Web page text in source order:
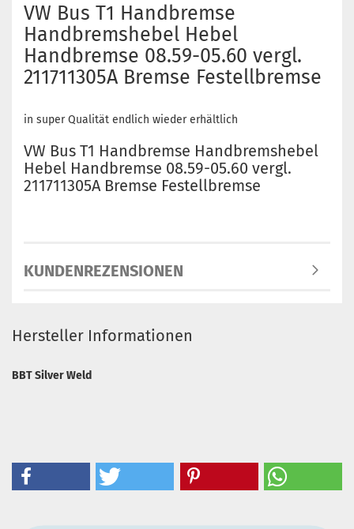
VW Bus T1 Handbremse
Handbremshebel Hebel
Handbremse 08.59-05.60 vergl.
211711305A Bremse Festellbremse
in super Qualität endlich wieder erhältlich
VW Bus T1 Handbremse Handbremshebel
Hebel Handbremse 08.59-05.60 vergl.
211711305A Bremse Festellbremse
KUNDENREZENSIONEN
Hersteller Informationen
BBT Silver Weld